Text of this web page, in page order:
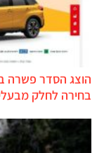
בחירה לחלק